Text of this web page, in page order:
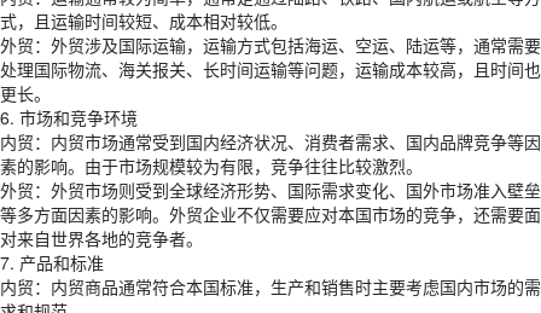
式，且运输时间较短、成本相对较低。
外贸：外贸涉及国际运输，运输方式包括海运、空运、陆运等，通常需要
处理国际物流、海关报关、长时间运输等问题，运输成本较高，且时间也
更长。
6. 市场和竞争环境
内贸：内贸市场通常受到国内经济状况、消费者需求、国内品牌竞争等因
素的影响。由于市场规模较为有限，竞争往往比较激烈。
外贸：外贸市场则受到全球经济形势、国际需求变化、国外市场准入壁垒
等多方面因素的影响。外贸企业不仅需要应对本国市场的竞争，还需要面
对来自世界各地的竞争者。
7. 产品和标准
内贸：内贸商品通常符合本国标准，生产和销售时主要考虑国内市场的需